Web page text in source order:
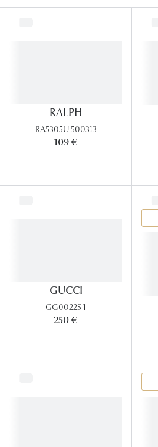
RALPH
RA5305U 500313
109 €
GUCCI
GG0022S 1
250 €